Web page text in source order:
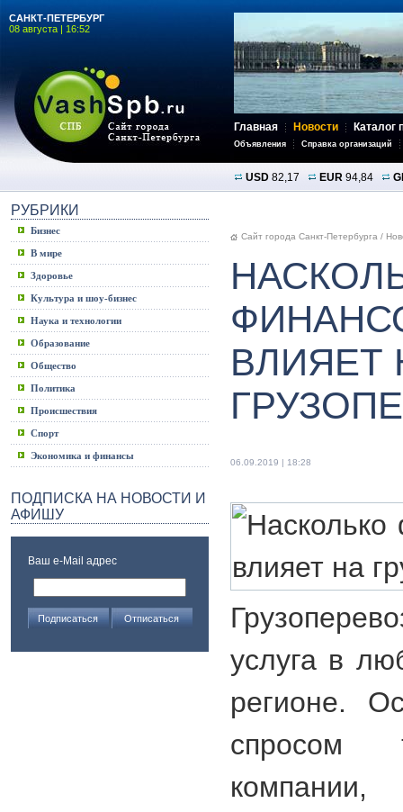
САНКТ-ПЕТЕРБУРГ
08 августа | 16:52
Главная Новости Каталог
Объявления Справка организаций
USD 82,17 EUR 94,84
РУБРИКИ
Бизнес
В мире
Здоровье
Культура и шоу-бизнес
Наука и технологии
Образование
Общество
Политика
Происшествия
Спорт
Экономика и финансы
ПОДПИСКА НА НОВОСТИ И
АФИШУ
Ваш e-Mail адрес
Сайт города Санкт-Петербурга /
ВЛИЯЕТ
06.09.2019 | 18:28
услуга в
регионе.
спросом